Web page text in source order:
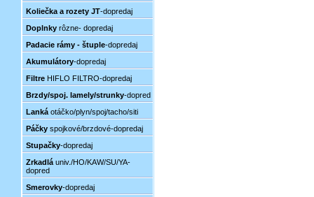
Koliečka a rozety JT-dopredaj
Doplnky rôzne- dopredaj
Padacie rámy - štuple-dopredaj
Akumulátory-dopredaj
Filtre HIFLO FILTRO-dopredaj
Brzdy/spoj. lamely/strunky-dopred
Lanká otáčko/plyn/spoj/tacho/siti
Páčky spojkové/brzdové-dopredaj
Stupačky-dopredaj
Zrkadlá univ./HO/KAW/SU/YA-
dopred
Smerovky-dopredaj